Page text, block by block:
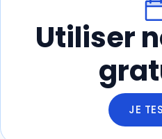
Utiliser
JE